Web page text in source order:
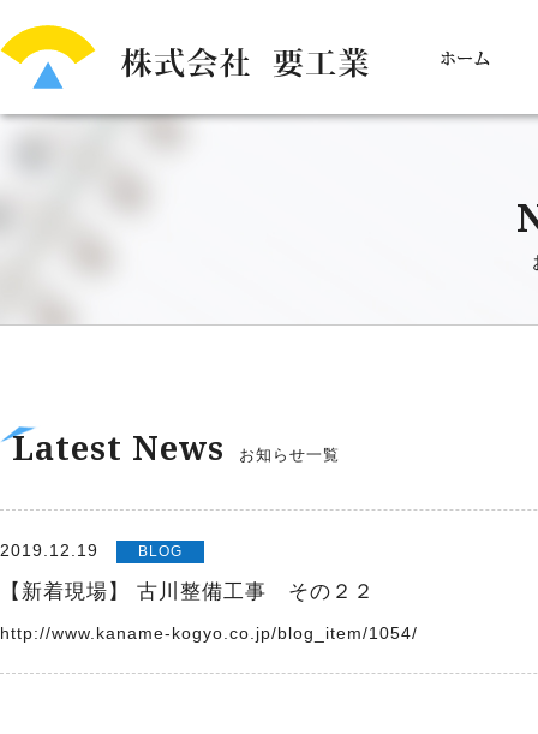
Latest News お知らせ一覧
2019.12.19 BLOG
【新着現場】 古川整備工事 その２２
http://www.kaname-kogyo.co.jp/blog_item/1054/